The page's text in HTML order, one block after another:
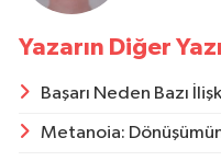
Yazarın Diğer
Başarı Neden Bazı
Metanoia: